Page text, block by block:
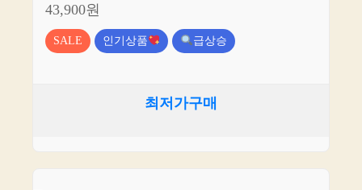
43,900원
SALE 인기상품 급상승
최저가구매